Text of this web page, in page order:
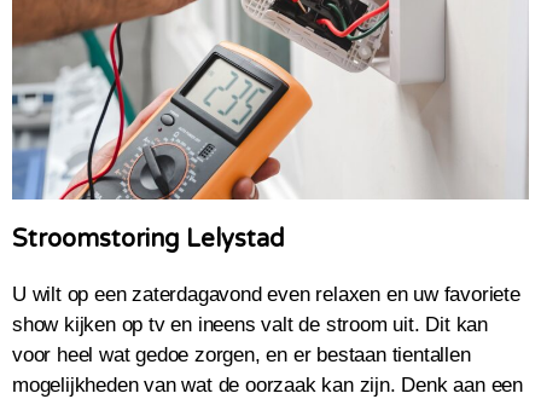
Stroomstoring Lelystad
U wilt op een zaterdagavond even relaxen en uw favoriete
show kijken op tv en ineens valt de stroom uit. Dit kan
voor heel wat gedoe zorgen, en er bestaan tientallen
mogelijkheden van wat de oorzaak kan zijn. Denk aan een